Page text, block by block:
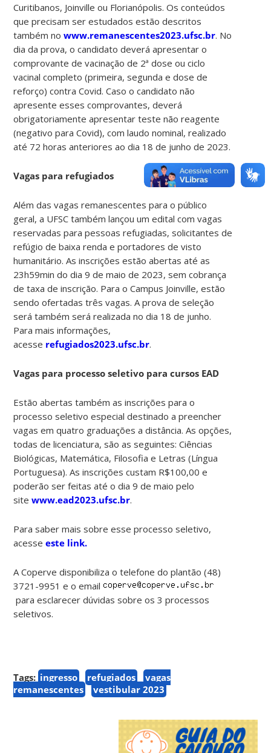
Curitibanos, Joinville ou Florianópolis. Os conteúdos
que precisam ser estudados estão descritos
também nowww.remanescentes2023.ufsc.br. No
dia da prova, o candidato deverá apresentar o
comprovante de vacinação de 2ª dose ou ciclo
vacinal completo (primeira, segunda e dose de
reforço) contra Covid. Caso o candidato não
apresente esses comprovantes, deverá
obrigatoriamente apresentar teste não reagente
(negativo para Covid), com laudo nominal, realizado
até 72 horas anteriores ao dia 18 de junho de 2023.
Vagas para refugiados
Além das vagas remanescentes para o público
geral, a UFSC também lançou um edital com vagas
reservadas para pessoas refugiadas, solicitantes de
refúgio de baixa renda e portadores de visto
humanitário. As inscrições estão abertas até as
23h59min do dia 9 de maio de 2023, sem cobrança
de taxa de inscrição. Para o Campus Joinville, estão
sendo ofertadas três vagas. A prova de seleção
será também será realizada no dia 18 de junho.
Para mais informações,
acesse refugiados2023.ufsc.br.
Vagas para processo seletivo para cursos EAD
Estão abertas também as inscrições para o
processo seletivo especial destinado a preencher
vagas em quatro graduações a distância. As opções,
todas de licenciatura, são as seguintes: Ciências
Biológicas, Matemática, Filosofia e Letras (Língua
Portuguesa). As inscrições custam R$100,00 e
poderão ser feitas até o dia 9 de maio pelo
sitewww.ead2023.ufsc.br.
Para saber mais sobre esse processo seletivo,
acesseeste link.
A Coperve disponibiliza o telefone do plantão (48)
3721-9951 e o email
para esclarecer dúvidas sobre os 3 processos
seletivos.
Tags: ingresso refugiados
vagas
remanescentes
vestibular 2023